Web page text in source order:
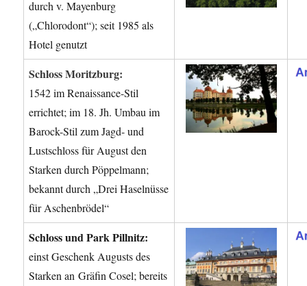
durch v. Mayenburg
(„Chlorodont“); seit 1985 als
Hotel genutzt
Schloss Moritzburg:
1542 im Renaissance-Stil
errichtet; im 18. Jh. Umbau im
Barock-Stil zum Jagd- und
Lustschloss für August den
Starken durch Pöppelmann;
bekannt durch „Drei Haselnüsse
für Aschenbrödel“
Schloss und Park Pillnitz:
einst Geschenk Augusts des
Starken an Gräfin Cosel; bereits